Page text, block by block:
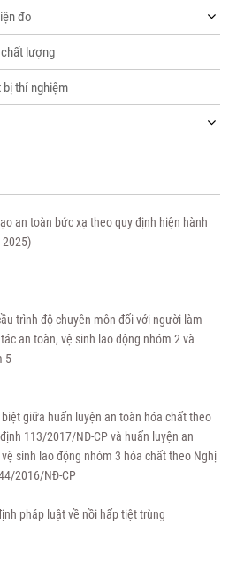
đo
lượng
thí nghiệm
an toàn bức xạ theo quy định hiện hành
2025)
trình độ chuyên môn đối với người làm
an toàn, vệ sinh lao động nhóm 2 và
5
biệt giữa huấn luyện an toàn hóa chất theo
113/2017/NĐ-CP và huấn luyện an
sinh lao động nhóm 3 hóa chất theo Nghị
2016/NĐ-CP
pháp luật về nồi hấp tiệt trùng